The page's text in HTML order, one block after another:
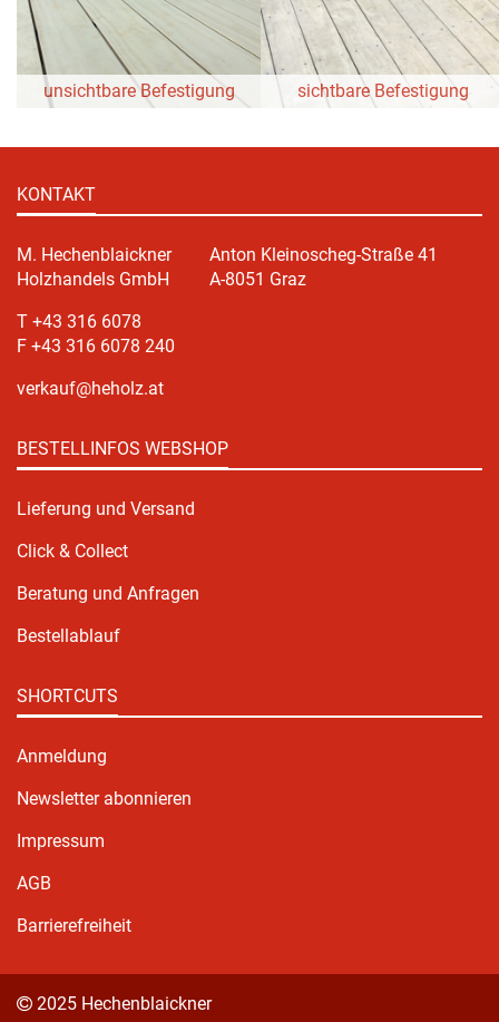
unsichtbare Befestigung sichtbare Befestigung
KONTAKT
M. Hechenblaickner
Holzhandels GmbH
Anton Kleinoscheg-Straße 41
A-8051 Graz
T +43 316 6078
F +43 316 6078 240
verkauf@heholz.at
BESTELLINFOS WEBSHOP
Lieferung und Versand
Click & Collect
Beratung und Anfragen
Bestellablauf
SHORTCUTS
Anmeldung
Newsletter abonnieren
Impressum
AGB
Barrierefreiheit
2025 Hechenblaickner